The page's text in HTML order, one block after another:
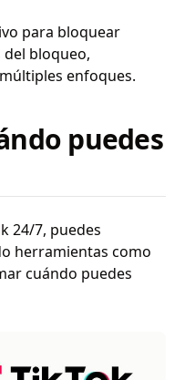
para bloquear
del bloqueo,
enfoques.
puedes
24/7, puedes
herramientas como
cuándo puedes